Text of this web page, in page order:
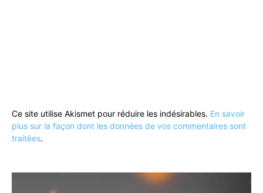
Ce site utilise Akismet pour réduire les indésirables. En savoir
plus sur la façon dont les données de vos commentaires sont
traitées.